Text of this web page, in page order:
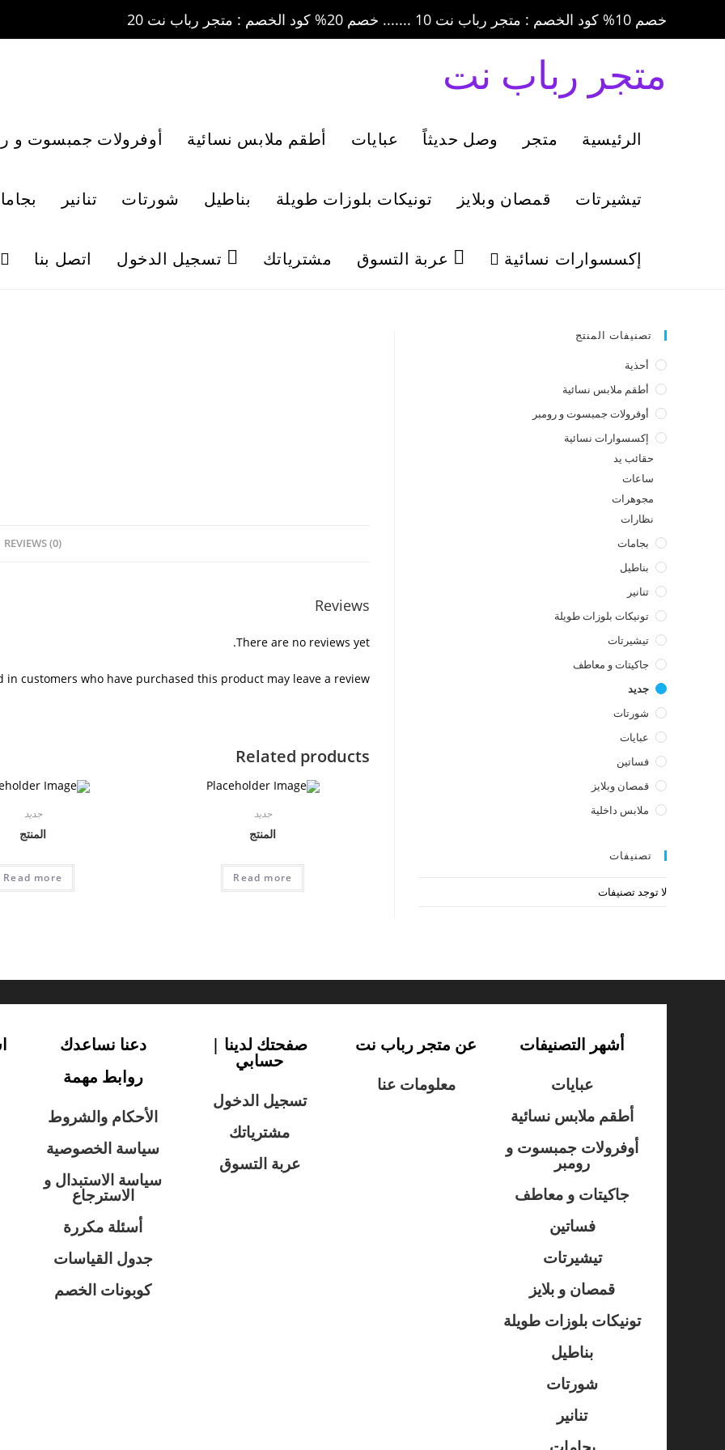
خصم 10% كود الخصم : متجر رباب نت 10 ....... خصم 20% كود الخصم : متجر رباب نت 20
متجر رباب نت
الرئيسية متجر وصل حديثاً عبايات أطقم ملابس نسائية أوفرولات جمبسوت و
تيشيرتات قمصان وبلايز تونيكات بلوزات طويلة بناطيل شورتات تنانير
إكسسوارات نسائية عربة التسوق مشترياتك تسجيل الدخول اتصل بنا
REVIEWS (0)
Reviews
There are no reviews yet.
in customers who have purchased this product may leave a review.
Related products
جديد
المنتج
Read more
جديد
المنتج
Read more
تصنيفات المنتج
أحذية
أطقم ملابس نسائية
أوفرولات جمبسوت و رومبر
إكسسوارات نسائية
حقائب يد
ساعات
مجوهرات
نظارات
بجامات
بناطيل
تنانير
تونيكات بلوزات طويلة
تيشيرتات
جاكيتات و معاطف
جديد
شورتات
عبايات
فساتين
قمصان وبلايز
ملابس داخلية
تصنيفات
لا توجد تصنيفات
أشهر التصنيفات
عبايات
أطقم ملابس نسائية
أوفرولات جمبسوت و
رومبر
جاكيتات و معاطف
فساتين
تيشيرتات
قمصان و بلايز
تونيكات بلوزات طويلة
بناطيل
شورتات
تنانير
عن متجر رباب نت
معلومات عنا
صفحتك لدينا |
حسابي
تسجيل الدخول
مشترياتك
عربة التسوق
دعنا نساعدك
روابط مهمة
الأحكام والشروط
سياسة الخصوصية
سياسة الاستبدال و
الاسترجاع
أسئلة مكررة
جدول القياسات
كوبونات الخصم